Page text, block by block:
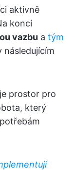
aktivně
konci
vazbu a tým
následujícím
prostor pro
který